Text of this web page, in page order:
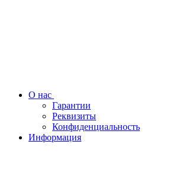
О нас
Гарантии
Реквизиты
Конфиденциальность
Информация